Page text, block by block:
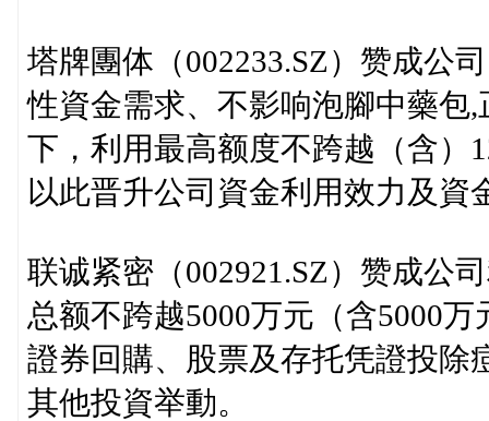
塔牌團体（002233.SZ）赞成公
性資金需求、不影响泡腳中藥包
下，利用最高额度不跨越（含）
以此晋升公司資金利用效力及
联诚紧密（002921.SZ）赞成公
总额不跨越5000万元（含5000
證券回購、股票及存托凭證投除
其他投資举動。